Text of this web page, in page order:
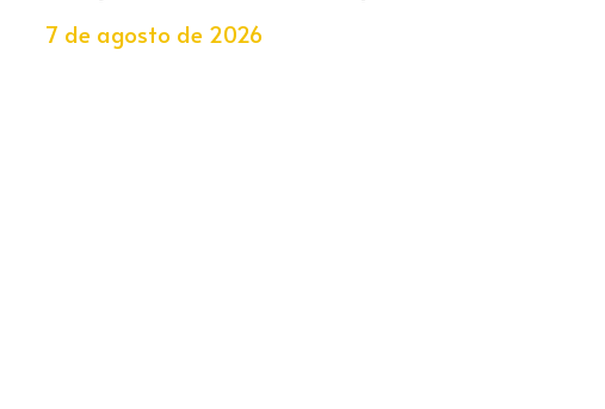
7 de agosto de 2026